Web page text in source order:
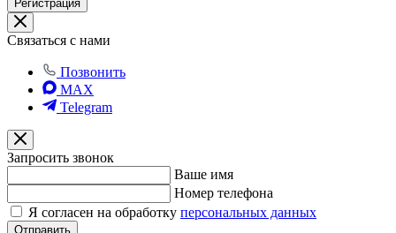
Регистрация
Связаться с нами
Позвонить
MAX
Telegram
Запросить звонок
Ваше имя
Номер телефона
Я согласен на обработку персональных данных
Отправить